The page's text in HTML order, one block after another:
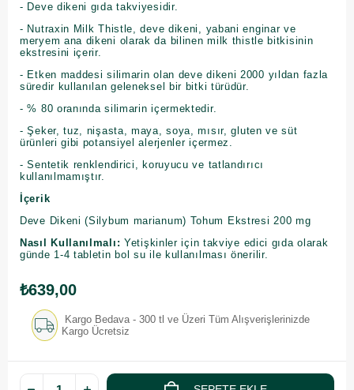
- Deve dikeni gıda takviyesidir.
- Nutraxin Milk Thistle, deve dikeni, yabani enginar ve
meryem ana dikeni olarak da bilinen milk thistle bitkisinin
ekstresini içerir.
- Etken maddesi silimarin olan deve dikeni 2000 yıldan fazla
süredir kullanılan geleneksel bir bitki türüdür.
- % 80 oranında silimarin içermektedir.
- Şeker, tuz, nişasta, maya, soya, mısır, gluten ve süt
ürünleri gibi potansiyel alerjenler içermez.
- Sentetik renklendirici, koruyucu ve tatlandırıcı
kullanılmamıştır.
İçerik
Deve Dikeni (Silybum marianum) Tohum Ekstresi 200 mg
Nasıl Kullanılmalı: Yetişkinler için takviye edici gıda olarak
günde 1-4 tabletin bol su ile kullanılması önerilir.
₺639,00
Kargo Bedava - 300 tl ve Üzeri Tüm Alışverişlerinizde
Kargo Ücretsiz